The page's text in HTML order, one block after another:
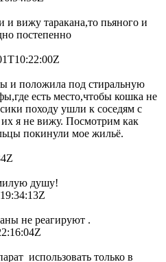
и вижу таракана,то пьяного и
постепенно
и положила под стиральную
есть место,чтобы кошка не
походу ушли к соседям с
я не вижу. Посмотрим как
покинули мое жильё.
душу!
не реагируют .
использовать только в